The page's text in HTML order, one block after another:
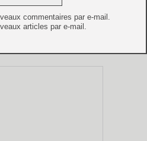
commentaires par e-mail.
articles par e-mail.